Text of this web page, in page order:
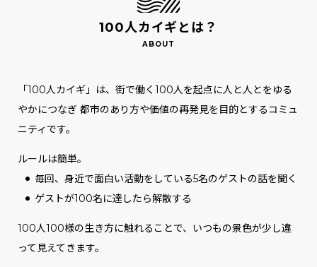
100人カイギとは？
「100人カイギ」は、街で働く100人を起点に人と人とをゆる
やかにつなぎ 都市のあり方や価値の再発見を目的とするコミュ
ニティです。
ルールは簡単。
毎回、身近で面白い活動をしている5名のゲストの話を聞く
ゲストが100名に達したら解散する
100人100様の生き方に触れることで、いつもの景色が少し違
って見えてきます。